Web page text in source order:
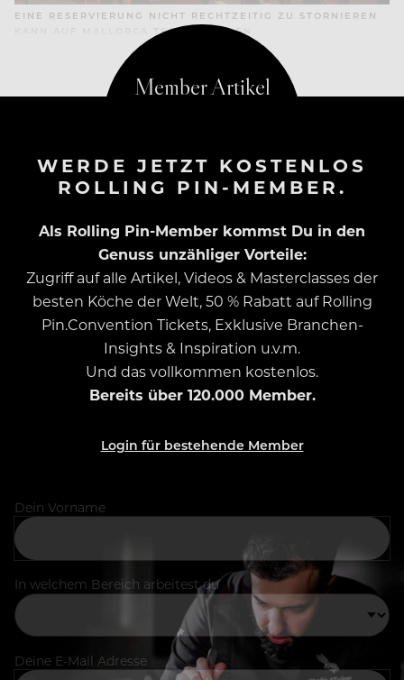
EINE RESERVIERUNG NICHT RECHTZEITIG ZU STORNIEREN
KANN AUF MALLORCA TEUER WERDEN
WERDE JETZT KOSTENLOS
ROLLING PIN-MEMBER.
Als Rolling Pin-Member kommst Du in den
Genuss unzähliger Vorteile:
Zugriff auf alle Artikel, Videos & Masterclasses der
besten Köche der Welt, 50 % Rabatt auf Rolling
Pin.Convention Tickets, Exklusive Branchen-
Insights & Inspiration u.v.m.
Und das vollkommen kostenlos.
Bereits über 120.000 Member.
Login für bestehende Member
Dein Vorname
In welchem Bereich arbeitest du
Deine E-Mail Adresse